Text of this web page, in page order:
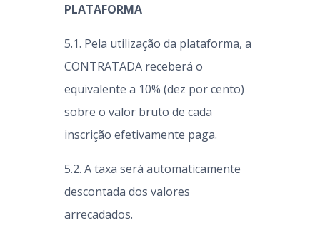
PLATAFORMA
5.1. Pela utilização da plataforma, a
CONTRATADA receberá o
equivalente a 10% (dez por cento)
sobre o valor bruto de cada
inscrição efetivamente paga.
5.2. A taxa será automaticamente
descontada dos valores
arrecadados.